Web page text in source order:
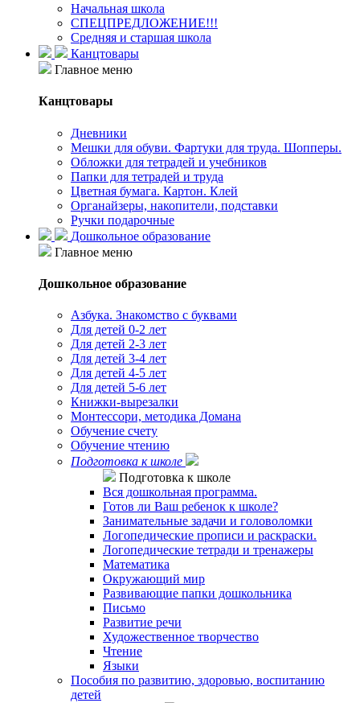
Начальная школа
СПЕЦПРЕДЛОЖЕНИЕ!!!
Средняя и старшая школа
Канцтовары
Главное меню
Канцтовары
Дневники
Мешки для обуви. Фартуки для труда. Шопперы.
Обложки для тетрадей и учебников
Папки для тетрадей и труда
Цветная бумага. Картон. Клей
Органайзеры, накопители, подставки
Ручки подарочные
Дошкольное образование
Главное меню
Дошкольное образование
Азбука. Знакомство с буквами
Для детей 0-2 лет
Для детей 2-3 лет
Для детей 3-4 лет
Для детей 4-5 лет
Для детей 5-6 лет
Книжки-вырезалки
Монтессори, методика Домана
Обучение счету
Обучение чтению
Подготовка к школе
Подготовка к школе
Вся дошкольная программа.
Готов ли Ваш ребенок к школе?
Занимательные задачи и головоломки
Логопедические прописи и раскраски.
Логопедические тетради и тренажеры
Математика
Окружающий мир
Развивающие папки дошкольника
Письмо
Развитие речи
Художественное творчество
Чтение
Языки
Пособия по развитию, здоровью, воспитанию
детей